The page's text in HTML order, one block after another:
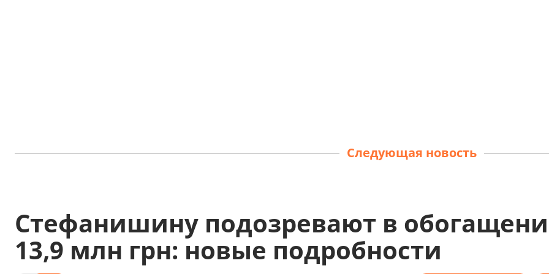
Следующая новость
Стефанишину подозревают в
13,9 млн грн: новые подробности